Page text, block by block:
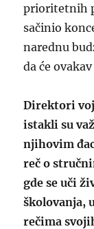
prioritetnih
sačinio
narednu
da će
Direktori
istakli su
njihovim
reč o
gde se uči
školovanja,
rečima